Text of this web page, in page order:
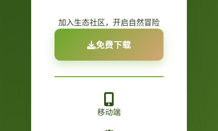
加入生态社区，开启自然冒险
免费下载
移动端